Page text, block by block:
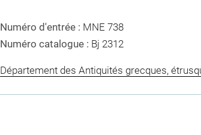
Numéro d'entrée : MNE 738
Numéro catalogue : Bj 2312
Département des Antiquités grecques,